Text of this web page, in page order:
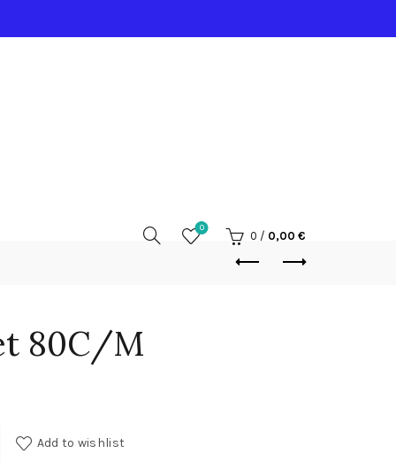
0
0 / 0,00 €
80C/M
Add to wishlist